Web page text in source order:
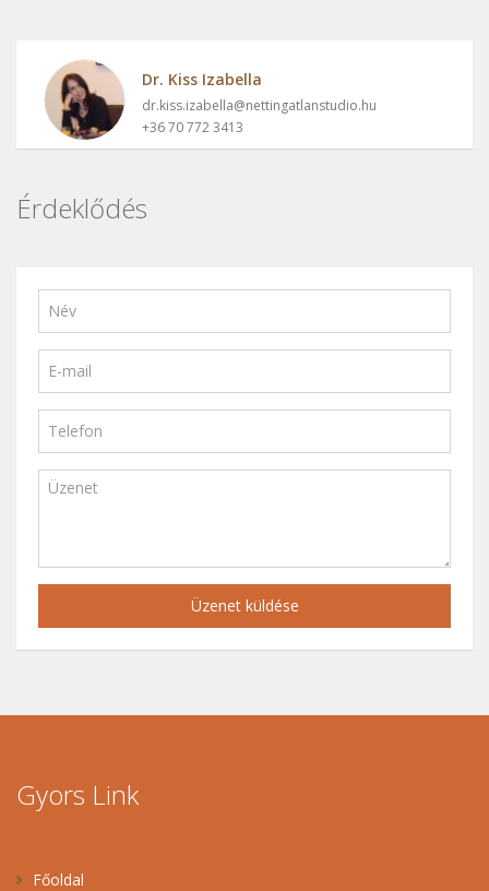
Dr. Kiss Izabella
dr.kiss.izabella@nettingatlanstudio.hu
+36 70 772 3413
Érdeklődés
Üzenet küldése
Gyors Link
Főoldal